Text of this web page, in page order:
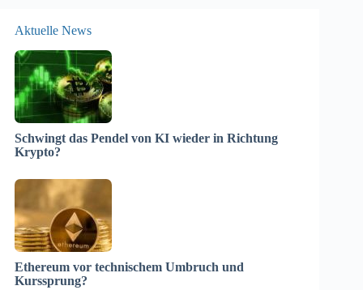
Aktuelle News
Schwingt das Pendel von KI wieder in Richtung
Krypto?
Ethereum vor technischem Umbruch und
Kurssprung?